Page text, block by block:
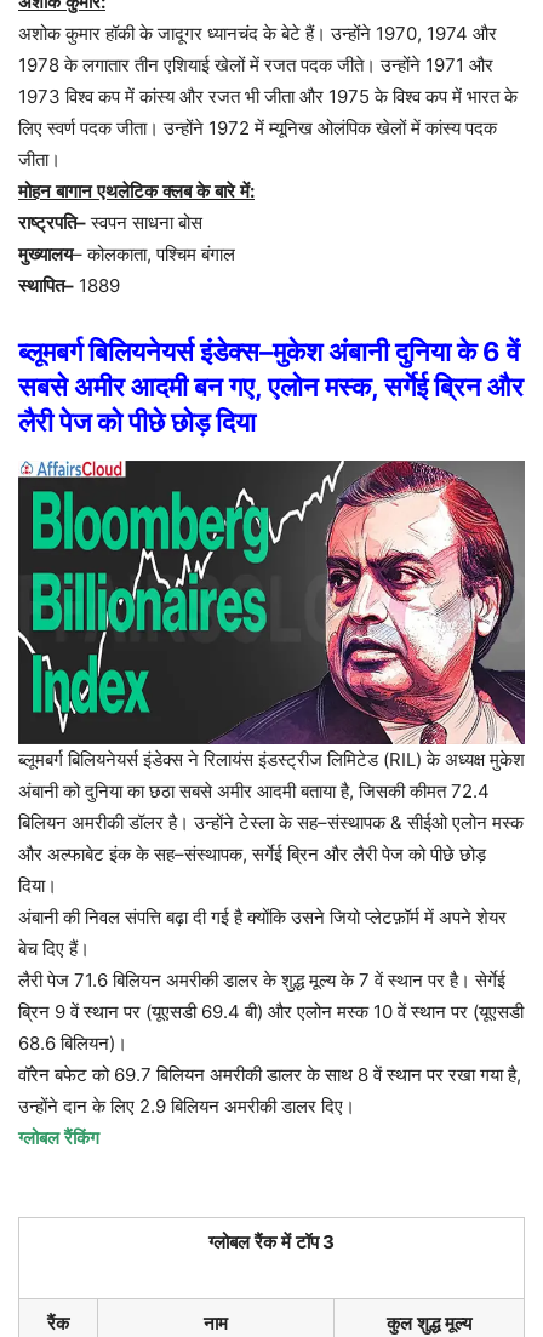
अशोक कुमार हॉकी के जादूगर ध्यानचंद के बेटे हैं। उन्होंने 1970, 1974 और
1978के लगातार तीन एशियाई खेलों में रजत पदक जीते। उन्होंने 1971 और
1973विश्व कप में कांस्य और रजत भी जीता और 1975के विश्व कप में भारत के
लिए स्वर्ण पदक जीता। उन्होंने 1972में म्यूनिख ओलंपिक खेलों में कांस्य पदक
जीता।
मोहन बागान एथलेटिक क्लब के बारे में:
राष्ट्रपति– स्वपन साधना बोस
मुख्यालय–कोलकाता,पश्चिम बंगाल
स्थापित– 1889
ब्लूमबर्गबिलियनेयर्सइंडेक्स–मुकेशअंबानीदुनियाके6वें
सबसेअमीरआदमीबनगए,एलोनमस्क,सर्गेईब्रिनऔर
लैरीपेजकोपीछेछोड़दिया
ब्लूमबर्ग बिलियनेयर्स इंडेक्स ने रिलायंस इंडस्ट्रीज लिमिटेड(RIL)के अध्यक्ष मुकेश
अंबानी को दुनिया का छठा सबसे अमीर आदमी बताया है,जिसकी कीमत72.4
बिलियन अमरीकी डॉलर है। उन्होंने टेस्ला के सह–संस्थापक&सीईओ एलोन मस्क
और अल्फाबेट इंक के सह–संस्थापक,सर्गेई ब्रिन और लैरी पेज को पीछे छोड़
दिया।
अंबानी की निवल संपत्ति बढ़ा दी गई है क्योंकि उसने जियो प्लेटफ़ॉर्म में अपने शेयर
बेच दिए हैं।
लैरी पेज 71.6बिलियन अमरीकी डालर के शुद्ध मूल्य के7वें स्थान पर है। सेर्गेई
ब्रिन 9वें स्थान पर (यूएसडी69.4बी) और एलोन मस्क10वें स्थान पर (यूएसडी
68.6बिलियन) ।
वॉरेन बफेट को69.7बिलियन अमरीकी डालर के साथ 8वें स्थान पर रखा गया है,
उन्होंने दान के लिए 2.9बिलियन अमरीकी डालर दिए।
ग्लोबल रैंकिंग
ग्लोबल रैंक में टॉप3
रैंक नाम कुल शुद्ध मूल्य